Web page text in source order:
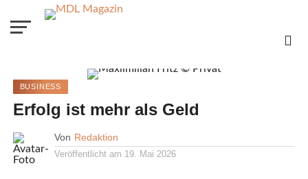
BUSINESS
Erfolg ist mehr als Geld
Von Redaktion
Veröffentlicht am 19. Mai 2026